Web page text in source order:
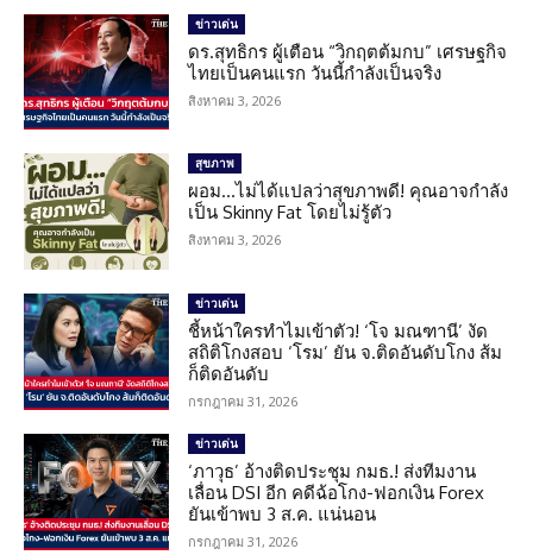
ข่าวเด่น
ดร.สุทธิกร ผู้เตือน “วิกฤตต้มกบ” เศรษฐกิจ
ไทยเป็นคนแรก วันนี้กำลังเป็นจริง
สิงหาคม 3, 2026
สุขภาพ
ผอม…ไม่ได้แปลว่าสุขภาพดี! คุณอาจกำลัง
เป็น Skinny Fat โดยไม่รู้ตัว
สิงหาคม 3, 2026
ข่าวเด่น
ชี้หน้าใครทำไมเข้าตัว! ‘โจ มณฑานี’ งัด
สถิติโกงสอบ ‘โรม’ ยัน จ.ติดอันดับโกง ส้ม
ก็ติดอันดับ
กรกฎาคม 31, 2026
ข่าวเด่น
‘ภาวุธ’ อ้างติดประชุม กมธ.! ส่งทีมงาน
เลื่อน DSI อีก คดีฉ้อโกง-ฟอกเงิน Forex
ยันเข้าพบ 3 ส.ค. แน่นอน
กรกฎาคม 31, 2026